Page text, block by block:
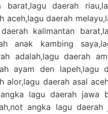
barat,lagu daerah
aceh,lagu daerah
kalimantan
anak kambing
adalah,lagu daerah
ayam den lapeh,lagu
alor,lagu daerah asal
lagu daerah jawa
angka lagu daerah